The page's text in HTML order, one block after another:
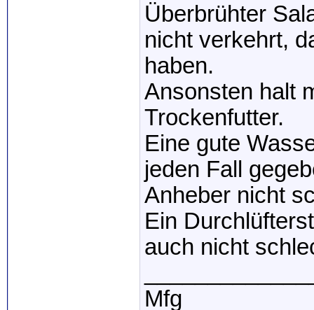
Überbrühter
nicht verkehrt,
haben.
Ansonsten halt
Trockenfutter.
Eine gute
jeden Fall
Anheber nicht
Ein
auch nicht
Mfg